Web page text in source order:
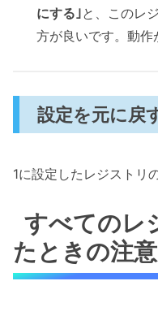
にする｣と、このレ
方が良いです。動作
設定を元に戻
1に設定したレジストリ
すべてのレ
たときの注